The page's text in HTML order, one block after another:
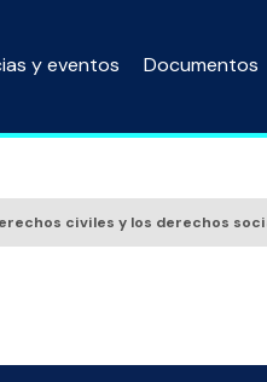
y eventos Documentos
civiles y los derechos